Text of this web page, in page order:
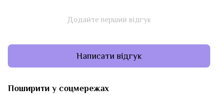
Додайте перший відгук
Написати відгук
Поширити у соцмережах